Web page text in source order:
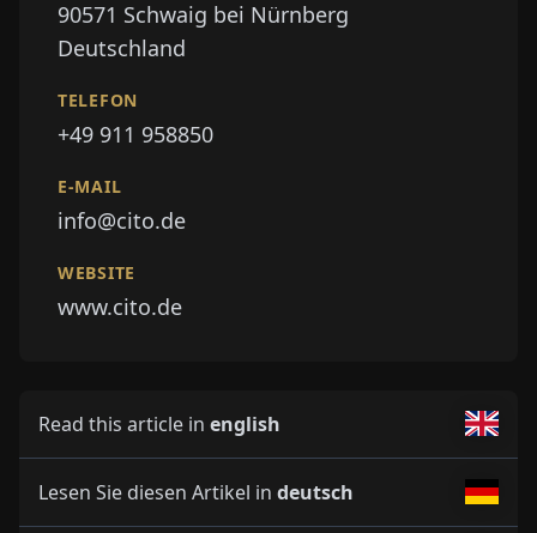
90571 Schwaig bei Nürnberg
Deutschland
TELEFON
+49 911 958850
E-MAIL
info@cito.de
WEBSITE
www.cito.de
Read this article in english
Lesen Sie diesen Artikel in deutsch